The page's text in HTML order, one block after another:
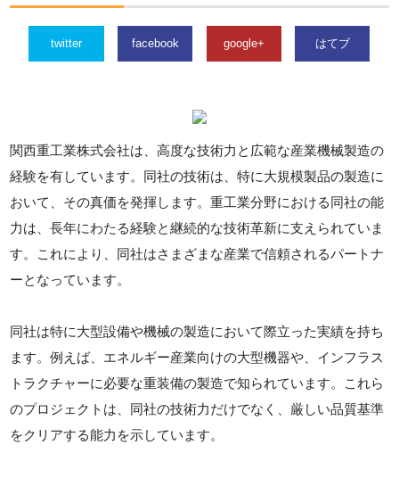
twitter facebook google+ はてブ
関西重工業株式会社は、高度な技術力と広範な産業機械製造の
経験を有しています。同社の技術は、特に大規模製品の製造に
おいて、その真価を発揮します。重工業分野における同社の能
力は、長年にわたる経験と継続的な技術革新に支えられていま
す。これにより、同社はさまざまな産業で信頼されるパートナ
ーとなっています。
同社は特に大型設備や機械の製造において際立った実績を持ち
ます。例えば、エネルギー産業向けの大型機器や、インフラス
トラクチャーに必要な重装備の製造で知られています。これら
のプロジェクトは、同社の技術力だけでなく、厳しい品質基準
をクリアする能力を示しています。